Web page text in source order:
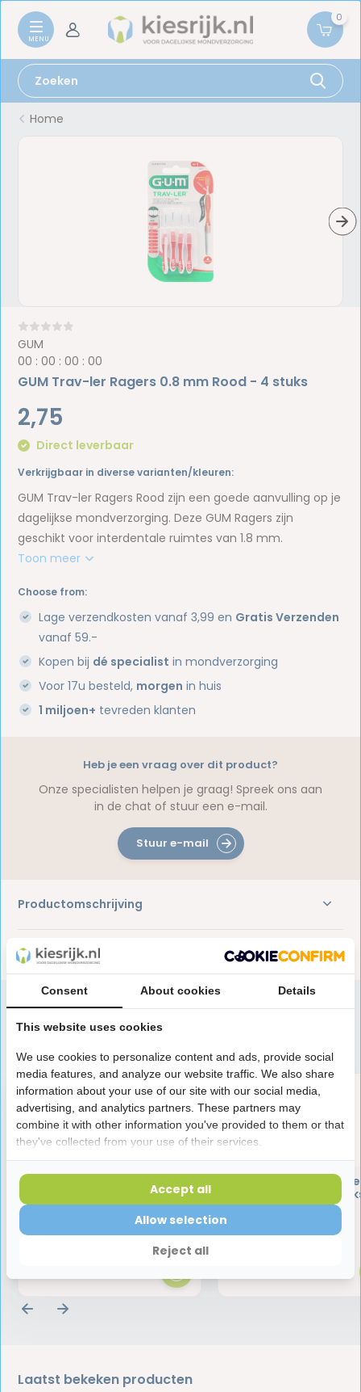
0
Home
GUM
00 :00 :00 :00
GUM Trav-ler Ragers 0.8 mm Rood - 4 stuks
2,75
Direct leverbaar
Verkrijgbaar in diverse varianten/kleuren:
GUM Trav-ler Ragers Rood zijn een goede aanvulling op je
dagelijkse mondverzorging. Deze GUM Ragers zijn
geschikt voor interdentale ruimtes van 1.8 mm.
Toon meer
Choose from:
Lage verzendkosten vanaf 3,99 en Gratis Verzenden
vanaf 59.-
Kopen bij dé specialist in mondverzorging
Voor 17u besteld, morgen in huis
1 miljoen+ tevreden klanten
Productomschrijving
Reviews
Heb je een vraag over dit product?
Onze specialisten helpen je graag! Spreek ons aan
in de chat of stuur een e-mail.
Stuur e-mail
Tandpasta | 75 ml
4,95
TePe Ragers
mm Roze | 25
11,90
Laatst bekeken producten
Consent About cookies Details
This website uses cookies
We use cookies to personalize content and ads, provide social
media features, and analyze our website traffic. We also share
information about your use of our site with our social media,
advertising, and analytics partners. These partners may
combine it with other information you've provided to them or that
they've collected from your use of their services.
Reject all
Allow selection
Accept all